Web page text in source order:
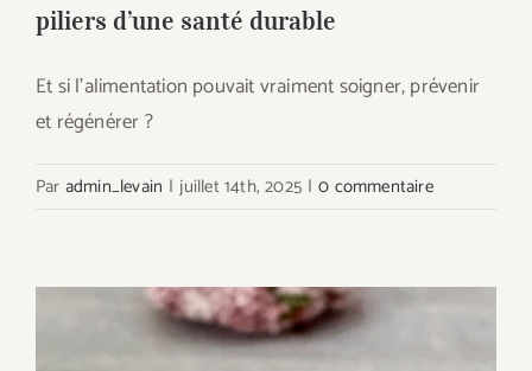
piliers d’une santé durable
Et si l’alimentation pouvait vraiment soigner, prévenir
et régénérer ?
Par admin_levain | juillet 14th, 2025 | 0 commentaire